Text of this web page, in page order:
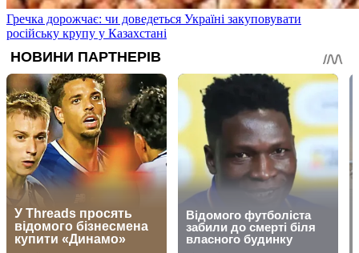
Гречка дорожчає: чи доведеться Україні закуповувати
російську крупу у Казахстані